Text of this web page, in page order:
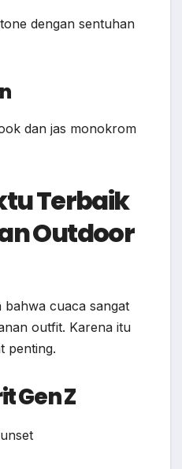
dengan sentuhan
dan jas monokrom
Terbaik
Outdoor
bahwa cuaca sangat
outfit. Karena itu
penting.
Gen Z